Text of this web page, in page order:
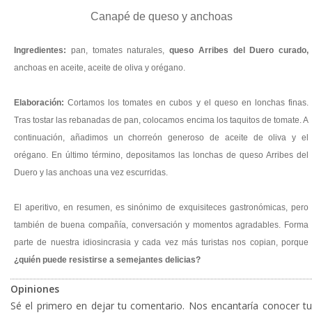
Canapé de queso y anchoas
Ingredientes: pan, tomates naturales, queso Arribes del Duero curado,
anchoas en aceite, aceite de oliva y orégano.
Elaboración: Cortamos los tomates en cubos y el queso en lonchas finas.
Tras tostar las rebanadas de pan, colocamos encima los taquitos de tomate. A
continuación, añadimos un chorreón generoso de aceite de oliva y el
orégano. En último término, depositamos las lonchas de queso Arribes del
Duero y las anchoas una vez escurridas.
El aperitivo, en resumen, es sinónimo de exquisiteces gastronómicas, pero
también de buena compañía, conversación y momentos agradables. Forma
parte de nuestra idiosincrasia y cada vez más turistas nos copian, porque
¿quién puede resistirse a semejantes delicias?
Opiniones
Sé el primero en dejar tu comentario. Nos encantaría conocer tu